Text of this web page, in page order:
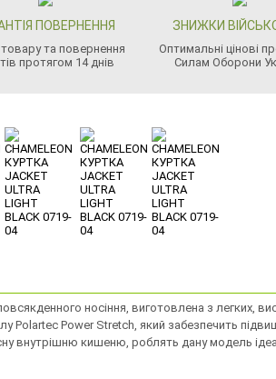
ПОВЕРНЕННЯ
та повернення
протягом 14 днів
ЗНИЖКИ
Оптимальні цінові
Силам Оборони
носіння, виготовлена ​​з легких,
Polartec Power Stretch, який забезпечить
внутрішню кишеню, роблять дану модель